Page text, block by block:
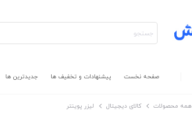
صفحه نخست پیشنهادات و تخفیف ها جدیدترین ها
همه محصولات کالای دیجیتال لیزر پوینتر